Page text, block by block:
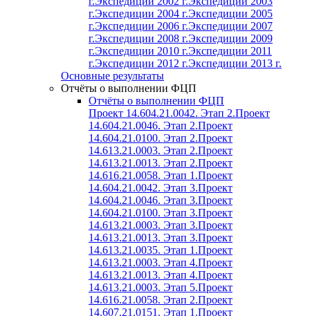
г.Экспедиции 2004 г.Экспедиции 2005
г.Экспедиции 2006 г.Экспедиции 2007
г.Экспедиции 2008 г.Экспедиции 2009
г.Экспедиции 2010 г.Экспедиции 2011
г.Экспедиции 2012 г.Экспедиции 2013 г.
Основные результаты
Отчёты о выполнении ФЦП
Отчёты о выполнении ФЦП
Проект 14.604.21.0042. Этап 2.Проект
14.604.21.0046. Этап 2.Проект
14.604.21.0100. Этап 2.Проект
14.613.21.0003. Этап 2.Проект
14.613.21.0013. Этап 2.Проект
14.616.21.0058. Этап 1.Проект
14.604.21.0042. Этап 3.Проект
14.604.21.0046. Этап 3.Проект
14.604.21.0100. Этап 3.Проект
14.613.21.0003. Этап 3.Проект
14.613.21.0013. Этап 3.Проект
14.613.21.0035. Этап 1.Проект
14.613.21.0003. Этап 4.Проект
14.613.21.0013. Этап 4.Проект
14.613.21.0003. Этап 5.Проект
14.616.21.0058. Этап 2.Проект
14.607.21.0151. Этап 1.Проект